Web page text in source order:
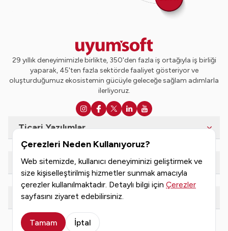
Çerezleri Neden Kullanıyoruz?
Web sitemizde, kullanıcı deneyiminizi geliştirmek ve
size kişiselleştirilmiş hizmetler sunmak amacıyla
çerezler kullanılmaktadır. Detaylı bilgi için Çerezler
sayfasını ziyaret edebilirsiniz.
Tamam İptal
29 yıllık deneyimimizle birlikte, 350'den fazla iş ortağıyla iş birliği
yaparak, 45'ten fazla sektörde faaliyet gösteriyor ve
oluşturduğumuz ekosistemin gücüyle geleceğe sağlam adımlarla
ilerliyoruz.
Ticari Yazılımlar
e-Dönüşüm Hizmetleri
Kaynaklar